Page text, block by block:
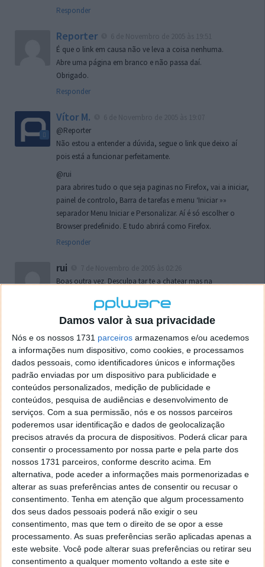
Damos valor à sua privacidade
Nós e os nossos 1731 parceiros armazenamos e/ou acedemos
a informações num dispositivo, como cookies, e processamos
dados pessoais, como identificadores únicos e informações
padrão enviadas por um dispositivo para publicidade e
conteúdos personalizados, medição de publicidade e
conteúdos, pesquisa de audiências e desenvolvimento de
serviços. Com a sua permissão, nós e os nossos parceiros
poderemos usar identificação e dados de geolocalização
precisos através da procura de dispositivos. Poderá clicar para
consentir o processamento por nossa parte e pela parte dos
nossos 1731 parceiros, conforme descrito acima. Em
alternativa, pode aceder a informações mais pormenorizadas e
alterar as suas preferências antes de consentir ou recusar o
consentimento. Tenha em atenção que algum processamento
dos seus dados pessoais poderá não exigir o seu
consentimento, mas que tem o direito de se opor a esse
processamento. As suas preferências serão aplicadas apenas a
este website. Você pode alterar suas preferências ou retirar seu
consentimento a qualquer momento voltando a este site e
Responder
Reporter
É que o link em causa não ve leva a coisa nenhuma.
Abre uma página em branco e não passa daí.
Obrigado.
Responder
Vítor M.
@Reporter
Não estou a entender a dúvida, segue o link que deixo aí
pois está a funcionar perfeitamente.
@rui
para abrires tudo o que seja paginas no Firefox, vai a iniciar,
painel de controlo, Barra de tarefas e menu ‘Iniciar »»
separador Menu Iniciar e Personalizar. Aí é só escolher o
Browser predefinido. E tudo abrirá como Firefox.
Responder
rui
Boas outra vez. Desculpa tar te a chatear mas na
o firefox como browser predefenido
de control tudo e nada. Tou a comecar a desesperar, ate ja
tentei apagar o explorer na tentativa de forçar o uso do
firefox mas em vao. Kaso te lembres de outra dica fico
agradecido, caso contrario obrigado a mesma
Responder
Vítor M.
7 de Novembro de 2005 às 01:39
@Reporter
Desculpa mas o link funciona. Seja como for segue por mail
o MSn Messenger 8.
Responder
Vítor M.
7 de Novembro de 2005 às 11:21
@Rui
Tens de encontrar o que te falei. Faz da seguinte maneira,
janela iniciar e no topo dessa janela com o botão direito do
rato faz propriedades. Depois no separador Menu ‘Iniciar’
clica no botão ‘Personalizar’ aí encontrarás no separador
geral a opção para escolheres o Browser com que queres